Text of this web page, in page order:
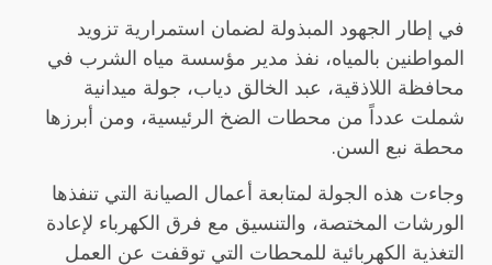
في إطار الجهود المبذولة لضمان استمرارية تزويد
المواطنين بالمياه، نفذ مدير مؤسسة مياه الشرب في
محافظة اللاذقية، عبد الخالق دياب، جولة ميدانية
شملت عدداً من محطات الضخ الرئيسية، ومن أبرزها
محطة نبع السن.
وجاءت هذه الجولة لمتابعة أعمال الصيانة التي تنفذها
الورشات المختصة، والتنسيق مع فرق الكهرباء لإعادة
التغذية الكهربائية للمحطات التي توقفت عن العمل